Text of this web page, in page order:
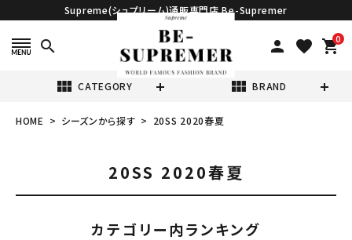
Supreme(シュプリーム)通販専門店 Be-Supremer
search person favorite 0
shopping_cart
view_module CATEGORY view_module BRAND
HOME シーズンから探す 20SS 2020春夏
20SS 2020春夏
カテゴリー内ランキング